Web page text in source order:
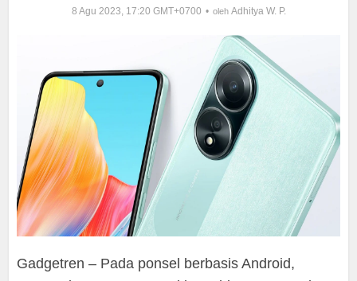
8 Agu 2023, 17:20 GMT+0700 oleh Adhitya W. P.
Gadgetren – Pada ponsel berbasis Android,